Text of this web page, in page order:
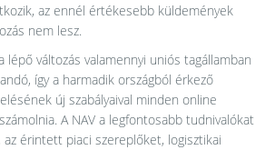
az ennél értékesebb küldemények
nem lesz.
lépő változás valamennyi uniós tagállamban
így a harmadik országból érkező
új szabályaival minden online
A NAV a legfontosabb tudnivalókat
az érintett piaci szereplőket, logisztikai